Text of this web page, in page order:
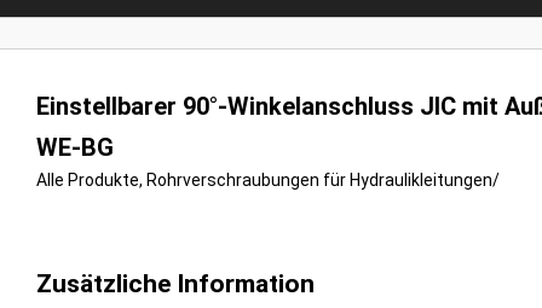
Einstellbarer 90°-Winkelanschluss JIC mit
WE-BG
Alle Produkte, Rohrverschraubungen für Hydraulikleitungen/
Zusätzliche Information